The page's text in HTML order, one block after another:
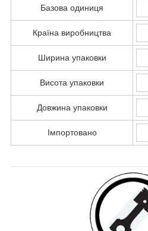
Базова одиниця
Країна виробництва
Ширина упаковки
Висота упаковки
Довжина упаковки
Імпортовано